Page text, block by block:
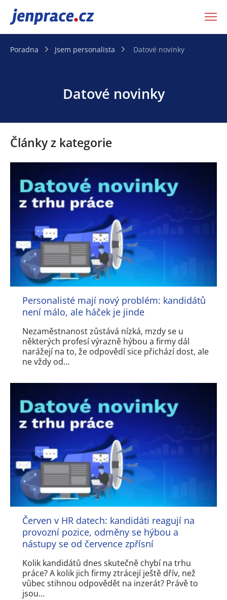
JenPráce.cz
Poradna Jsem personalista Datové novinky
Datové novinky
Články z kategorie
Personalisté mají nový problém: kandidátů
není málo, ale háček je jinde
Nezaměstnanost zůstává nízká, mzdy se u
některých profesí výrazně hýbou a firmy dál
narážejí na to, že odpovědí sice přichází dost, ale
ne vždy od…
Červen v HR datech: kandidáti reagují na
provozní pozice, odměny se hýbou a
nástupy se od července zpřísní
Kolik kandidátů dnes skutečně chybí na trhu
práce? A kolik jich firmy ztrácejí ještě dřív, než
vůbec stihnou odpovědět na inzerát? Právě to
jsou…